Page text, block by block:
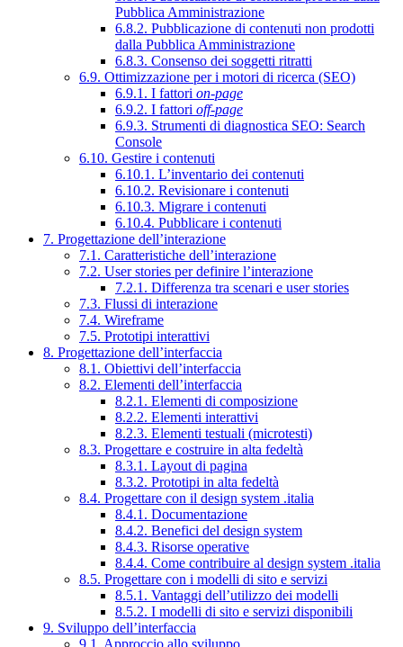
Pubblica Amministrazione
6.8.2. Pubblicazione di contenuti non prodotti
dalla Pubblica Amministrazione
6.8.3. Consenso dei soggetti ritratti
6.9. Ottimizzazione per i motori di ricerca (SEO)
6.9.1. I fattori on-page
6.9.2. I fattori off-page
6.9.3. Strumenti di diagnostica SEO: Search
Console
6.10. Gestire i contenuti
6.10.1. L’inventario dei contenuti
6.10.2. Revisionare i contenuti
6.10.3. Migrare i contenuti
6.10.4. Pubblicare i contenuti
7. Progettazione dell’interazione
7.1. Caratteristiche dell’interazione
7.2. User stories per definire l’interazione
7.2.1. Differenza tra scenari e user stories
7.3. Flussi di interazione
7.4. Wireframe
7.5. Prototipi interattivi
8. Progettazione dell’interfaccia
8.1. Obiettivi dell’interfaccia
8.2. Elementi dell’interfaccia
8.2.1. Elementi di composizione
8.2.2. Elementi interattivi
8.2.3. Elementi testuali (microtesti)
8.3. Progettare e costruire in alta fedeltà
8.3.1. Layout di pagina
8.3.2. Prototipi in alta fedeltà
8.4. Progettare con il design system .italia
8.4.1. Documentazione
8.4.2. Benefici del design system
8.4.3. Risorse operative
8.4.4. Come contribuire al design system .italia
8.5. Progettare con i modelli di sito e servizi
8.5.1. Vantaggi dell’utilizzo dei modelli
8.5.2. I modelli di sito e servizi disponibili
9. Sviluppo dell’interfaccia
9.1. Approccio allo sviluppo